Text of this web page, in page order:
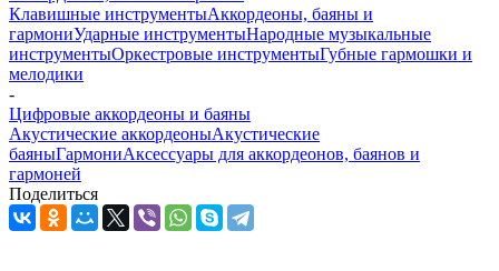
Клавишные инструментыАккордеоны, баяны и
гармониУдарные инструментыНародные музыкальные
инструментыОркестровые инструментыГубные гармошки и
мелодики
-
Цифровые аккордеоны и баяны
Акустические аккордеоныАкустические
баяныГармониАксессуары для аккордеонов, баянов и
гармоней
Поделиться